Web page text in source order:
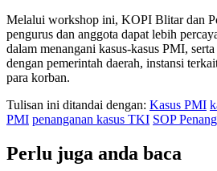
Melalui workshop ini, KOPI Blitar dan
pengurus dan anggota dapat lebih
dalam menangani kasus-kasus PMI,
dengan pemerintah daerah, instansi
para korban.
Tulisan ini ditandai dengan: Kasus PMI
PMI penanganan kasus TKI SOP
Perlu juga anda baca